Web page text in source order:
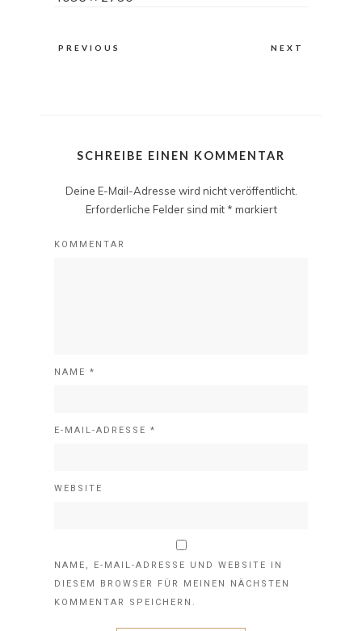
PREVIOUS NEXT
SCHREIBE EINEN KOMMENTAR
Deine E-Mail-Adresse wird nicht veröffentlicht.
Erforderliche Felder sind mit * markiert
KOMMENTAR
NAME *
E-MAIL-ADRESSE *
WEBSITE
NAME, E-MAIL-ADRESSE UND WEBSITE IN
DIESEM BROWSER FÜR MEINEN NÄCHSTEN
KOMMENTAR SPEICHERN.